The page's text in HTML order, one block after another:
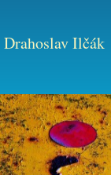
Drahoslav Ilčák